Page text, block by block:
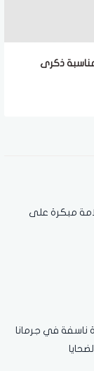
ذكرى
مبكرة على
ناسفة في جرمانا